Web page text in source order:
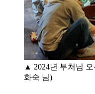
▲ 2024년 부처님
화숙 님)